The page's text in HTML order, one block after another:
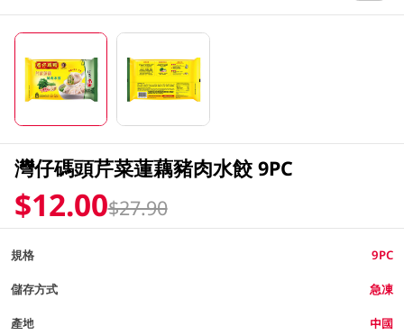
灣仔碼頭芹菜蓮藕豬肉水餃 9PC
$12.00$27.90
規格 9PC
儲存方式 急凍
產地 中國